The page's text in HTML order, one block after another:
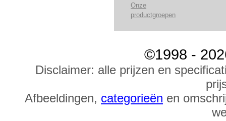
Onze
productgroepen
©1998 -
Disclaimer: alle prijzen en
Afbeeldingen, categorieën en